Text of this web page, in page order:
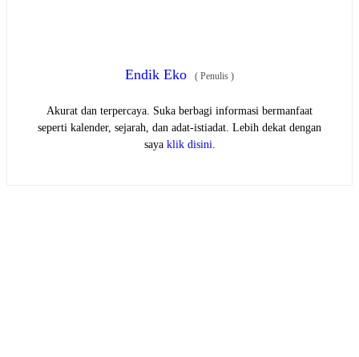
Endik Eko ( Penulis )
Akurat dan terpercaya. Suka berbagi informasi bermanfaat
seperti kalender, sejarah, dan adat-istiadat. Lebih dekat dengan
saya klik disini